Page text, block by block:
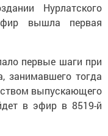
Нурлатского
вышла первая
первые шаги при
занимавшего тогда
выпускающего
в эфир в 8519-й